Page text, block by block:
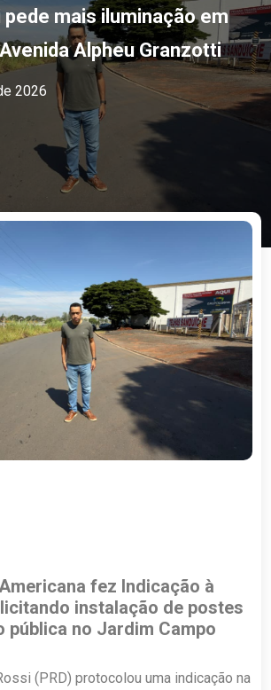
pede mais iluminação em
Alpheu Granzotti
2026
fez Indicação à
instalação de postes
pública no Jardim Campo
(PRD) protocolou uma indicação na